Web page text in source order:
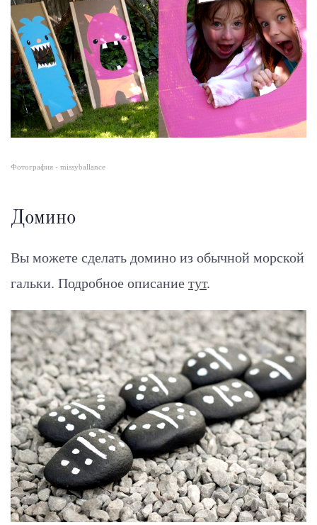
Фотография - missyballance
Домино
Вы можете сделать домино из обычной морской
гальки. Подробное описание тут.